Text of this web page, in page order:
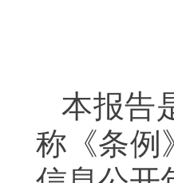
本报告
称《条例